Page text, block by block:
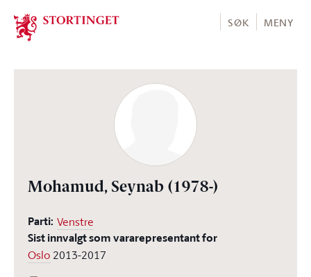
Stortinget.no
SØK MENY
Mohamud, Seynab (1978-)
Parti: Venstre
Sist innvalgt som vararepresentant for
Oslo 2013-2017